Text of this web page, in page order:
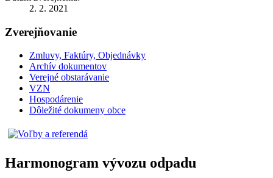
2. 2. 2021
Zverejňovanie
Zmluvy, Faktúry, Objednávky
Archív dokumentov
Verejné obstarávanie
VZN
Hospodárenie
Dôležité dokumeny obce
Harmonogram vývozu odpadu